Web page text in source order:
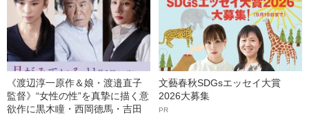
《渡辺淳一原作＆娘・渡邉直子
監督》“女性の性”を真摯に描く意
欲作に黒木瞳・西岡德馬・吉田
文藝春秋SDGsエッセイ大賞
2026大募集
PR